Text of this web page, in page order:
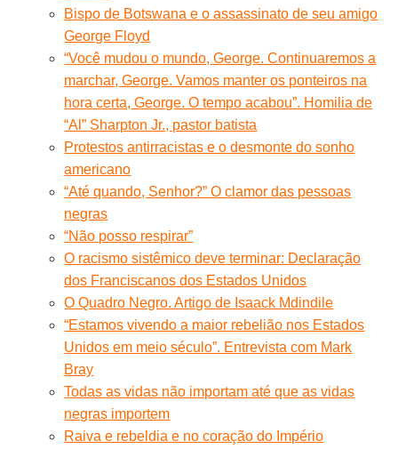
Bispo de Botswana e o assassinato de seu amigo
George Floyd
“Você mudou o mundo, George. Continuaremos a
marchar, George. Vamos manter os ponteiros na
hora certa, George. O tempo acabou”. Homilia de
“Al” Sharpton Jr., pastor batista
Protestos antirracistas e o desmonte do sonho
americano
“Até quando, Senhor?” O clamor das pessoas
negras
“Não posso respirar”
O racismo sistêmico deve terminar: Declaração
dos Franciscanos dos Estados Unidos
O Quadro Negro. Artigo de Isaack Mdindile
“Estamos vivendo a maior rebelião nos Estados
Unidos em meio século”. Entrevista com Mark
Bray
Todas as vidas não importam até que as vidas
negras importem
Raiva e rebeldia e no coração do Império